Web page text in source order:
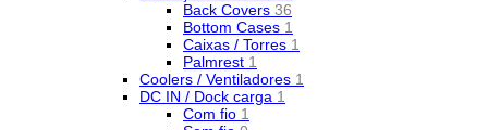
Back Covers 36
Bottom Cases 1
Caixas / Torres 1
Palmrest 1
Coolers / Ventiladores 1
DC IN / Dock carga 1
Com fio 1